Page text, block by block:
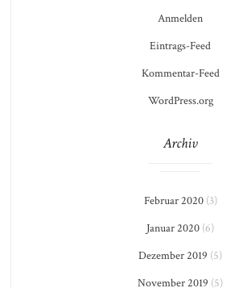
Anmelden
Eintrags-Feed
Kommentar-Feed
WordPress.org
Archiv
Februar 2020(3)
Januar 2020 (6)
Dezember 2019 (5)
November 2019 (5)